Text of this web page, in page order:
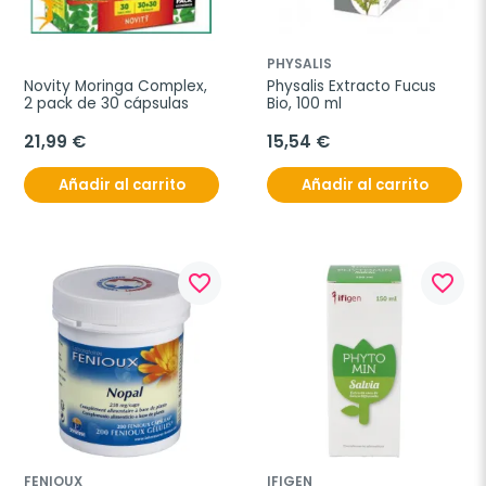
Novity Moringa Complex,
2 pack de 30 cápsulas
21,99 €
Añadir al carrito
PHYSALIS
Physalis Extracto Fucus
Bio, 100 ml
15,54 €
Añadir al carrito
favorite_border
FENIOUX
favorite_border
IFIGEN